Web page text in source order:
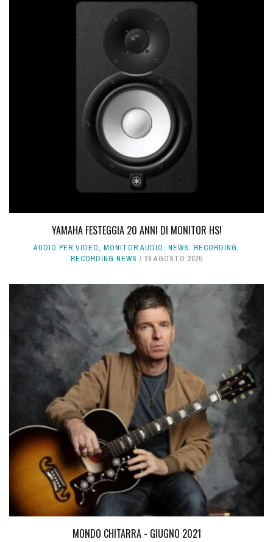
YAMAHA FESTEGGIA 20 ANNI DI MONITOR HS!
AUDIO PER VIDEO, MONITOR AUDIO, NEWS, RECORDING,
RECORDING NEWS
28 AGOSTO 2025
MONDO CHITARRA - GIUGNO 2021